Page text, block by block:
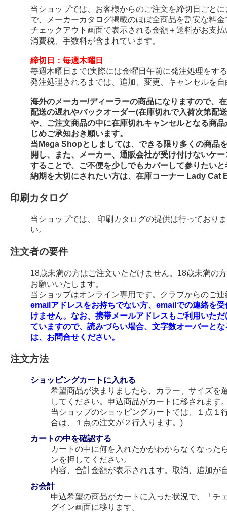
当ショップでは、お客様からのご注文を締切日ごと
で、メーカーカタログ掲載のほぼ全商品を割安な料
チェックアウト画面で表示される金額＋送料がお支
消費税、手数料が含まれています。
締切日：毎週木曜日
毎週木曜日まで(実際には金曜日午前に発注処理をす
発注処理されるまでは、追加、変更、キャンセルを
海外のメーカー/ディーラーの商品になりますので、
配送の遅れやバックオーダー(在庫切れで入荷次第配
や、ご注文商品の中に在庫切れキャンセルとなる商
じめご承知おき願います。
当Mega Shopとしましては、できる限り多くの商品
開し、また、メーカー、通販会社が受け付けないケ
することで、ご不便を少しでもカバーして参りたい
納期を大切にされたい方は、在庫コーナー Lady Cat
印刷カタログ
当ショップでは、 印刷カタログの提供は行っており
い。
注文者の要件
18歳未満の方はご注文いただけません。18歳未満の
お願いいたします。
当ショップはオンライン専用です。クラブからのご
emailアドレスをお持ちでない方、emailでの連絡を
けません。なお、携帯メールアドレスもご利用いた
ていますので、読みづらい場合、文字数オーバーと
は、お問合せください。
注文方法
ショッピングカートに入れる
希望商品が決まりましたら、カラー、サイズを
してください。申込商品がカートに移されます
当ショップのショッピングカートでは、１点１
合は、１点の注文が２行入ります。)
カートの中を確認する
カートの中に何を入れたかがわからなくなった
ンを押してください。
内容、合計金額が表示されます。取消、追加が
お会計
申込希望の商品がカートに入った状況で、「チ
グイン画面に移ります。